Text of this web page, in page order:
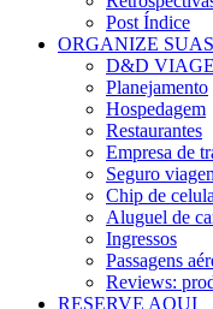
Post Índice
ORGANIZE
D&D
Planejamento
Hospedagem
Restaurantes
Empresa de
Seguro
Chip de
Aluguel de
Ingressos
Passagens
Reviews:
RESERVE AQUI